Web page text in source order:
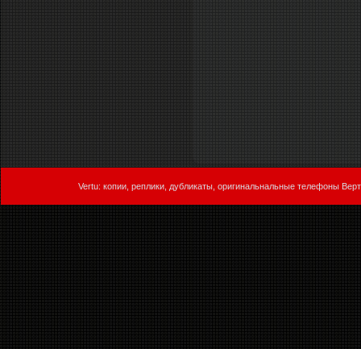
Vertu: копии, реплики, дубликаты, оригинальнальные телефоны